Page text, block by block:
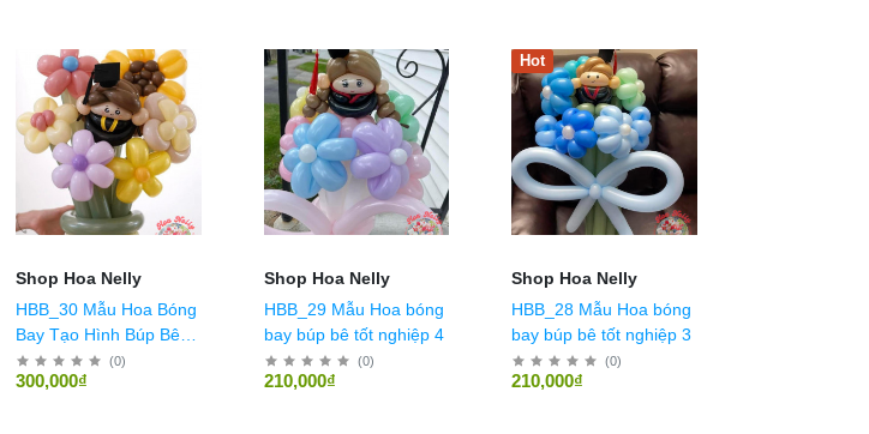
Shop Hoa Nelly
HBB_30 Mẫu Hoa Bóng
Bay Tạo Hình Búp Bê
Tốt Nghiệp 5(0)
300,000₫
Shop Hoa Nelly
HBB_29 Mẫu Hoa bóng
bay búp bê tốt nghiệp 4
(0)
210,000₫
Hot
Shop Hoa Nelly
HBB_28 Mẫu Hoa bóng
bay búp bê tốt nghiệp 3
(0)
210,000₫